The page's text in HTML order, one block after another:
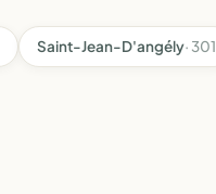
Saint-Jean-D'angély· 301